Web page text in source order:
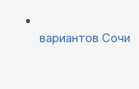
вариантов Сочи